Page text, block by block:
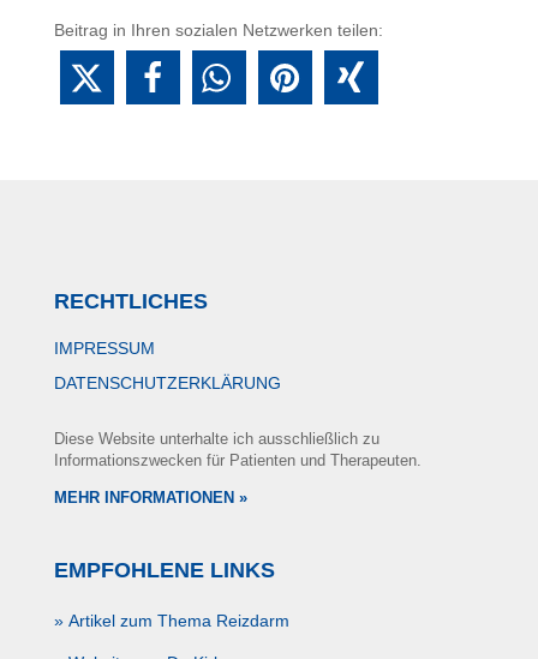
Beitrag in Ihren sozialen Netzwerken teilen:
RECHTLICHES
IMPRESSUM
DATENSCHUTZERKLÄRUNG
Diese Website unterhalte ich ausschließlich zu
Informationszwecken für Patienten und Therapeuten.
MEHR INFORMATIONEN »
EMPFOHLENE LINKS
» Artikel zum Thema Reizdarm